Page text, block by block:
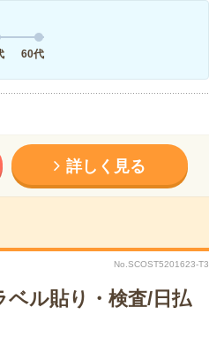
60代
詳しく見る
No.SCOST5201623-T3
ベル貼り・検査/日払